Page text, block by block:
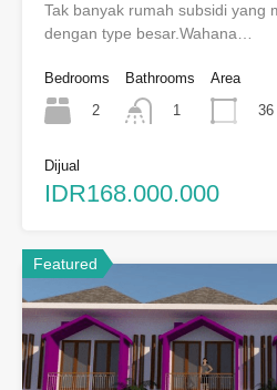
Tak banyak rumah subsidi yang
dengan type besar.Wahana…
Bedrooms
2
Bathrooms
1
Area
36
Dijual
IDR168.000.000
Featured